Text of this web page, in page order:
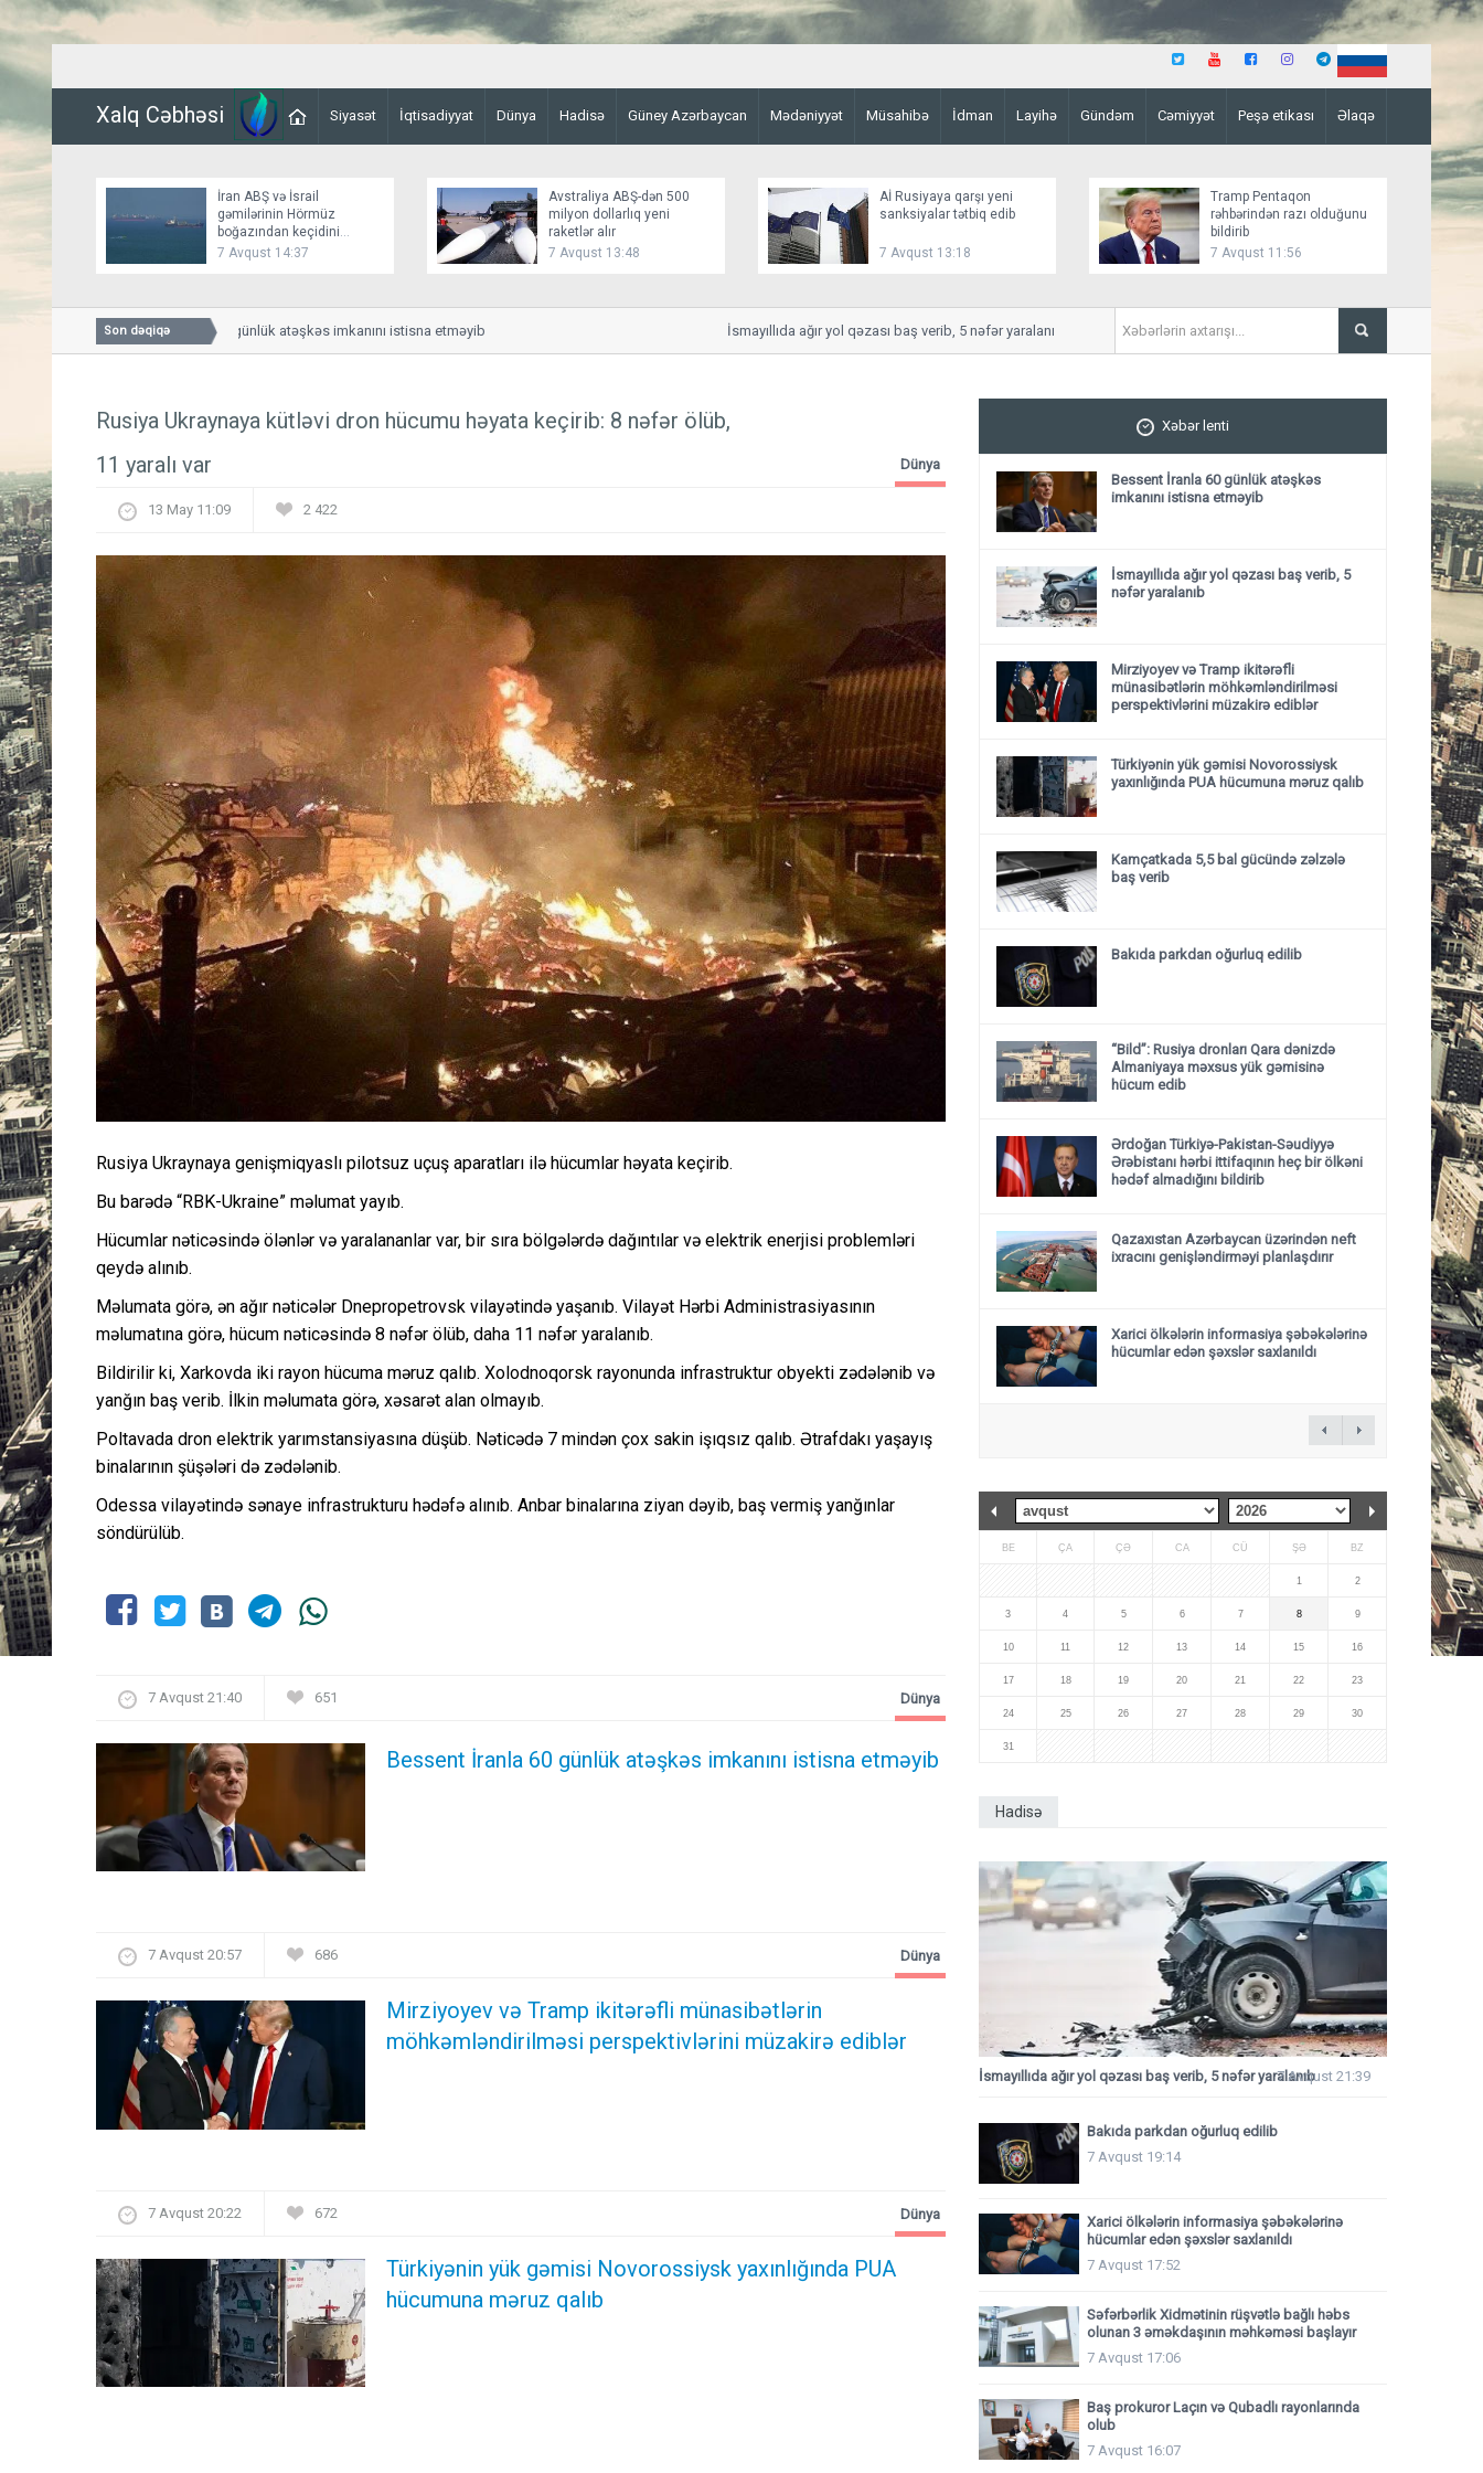
Xalq Cəbhəsi Siyasət İqtisadiyyat Dünya Hadisə Güney Azərbaycan Mədəniyyət Müsahibə İdman Layihə Gündəm Cəmiyyət Peşə etikası Əlaqə
İran ABŞ və İsrail
gəmilərinin Hörmüz
boğazından keçidini
bağlayır
7 Avqust 14:37
Avstraliya ABŞ-dən 500
milyon dollarlıq yeni
raketlər alır
7 Avqust 13:48
Aİ Rusiyaya qarşı yeni
sanksiyalar tətbiq edib
7 Avqust 13:18
Tramp Pentaqon
rəhbərindən razı olduğunu
bildirib
7 Avqust 11:56
Son dəqiqə
Bessent İranla 60 günlük atəşkəs imkanını istisna etməyib İsmayıllıda ağır yol qəzası baş verib, 5 nəfər yaralanıb
Mirziyoyev və Tramp
ediblər
Rusiya Ukraynaya kütləvi dron hücumu həyata keçirib: 8 nəfər ölüb,
11 yaralı var
Dünya
13 May 11:09 2 422
Rusiya Ukraynaya genişmiqyaslı pilotsuz uçuş aparatları ilə hücumlar həyata keçirib.
Bu barədə “RBK-Ukraine” məlumat yayıb.
Hücumlar nəticəsində ölənlər və yaralananlar var, bir sıra bölgələrdə dağıntılar və elektrik enerjisi problemləri
qeydə alınıb.
Məlumata görə, ən ağır nəticələr Dnepropetrovsk vilayətində yaşanıb. Vilayət Hərbi Administrasiyasının
məlumatına görə, hücum nəticəsində 8 nəfər ölüb, daha 11 nəfər yaralanıb.
Bildirilir ki, Xarkovda iki rayon hücuma məruz qalıb. Xolodnoqorsk rayonunda infrastruktur obyekti zədələnib və
yanğın baş verib. İlkin məlumata görə, xəsarət alan olmayıb.
Poltavada dron elektrik yarımstansiyasına düşüb. Nəticədə 7 mindən çox sakin işıqsız qalıb. Ətrafdakı yaşayış
binalarının şüşələri də zədələnib.
Odessa vilayətində sənaye infrastrukturu hədəfə alınıb. Anbar binalarına ziyan dəyib, baş vermiş yanğınlar
söndürülüb.
7 Avqust 21:40 651
Bessent İranla 60 günlük atəşkəs imkanını istisna etməyib
Dünya
7 Avqust 20:57 686
Mirziyoyev və Tramp ikitərəfli münasibətlərin
möhkəmləndirilməsi perspektivlərini müzakirə ediblər
Dünya
7 Avqust 20:22 672
Türkiyənin yük gəmisi Novorossiysk yaxınlığında PUA
hücumuna məruz qalıb
Dünya
Xəbər lenti
Bessent İranla 60 günlük atəşkəs
imkanını istisna etməyib
İsmayıllıda ağır yol qəzası baş verib, 5
nəfər yaralanıb
Mirziyoyev və Tramp ikitərəfli
münasibətlərin möhkəmləndirilməsi
perspektivlərini müzakirə ediblər
Türkiyənin yük gəmisi Novorossiysk
yaxınlığında PUA hücumuna məruz qalıb
Kamçatkada 5,5 bal gücündə zəlzələ
baş verib
Bakıda parkdan oğurluq edilib
“Bild”: Rusiya dronları Qara dənizdə
Almaniyaya məxsus yük gəmisinə
hücum edib
Ərdoğan Türkiyə-Pakistan-Səudiyyə
Ərəbistanı hərbi ittifaqının heç bir ölkəni
hədəf almadığını bildirib
Qazaxıstan Azərbaycan üzərindən neft
ixracını genişləndirməyi planlaşdırır
Xarici ölkələrin informasiya şəbəkələrinə
hücumlar edən şəxslər saxlanıldı
BE ÇA ÇƏ CA CÜ ŞƏ BZ
1 2
3 4 5 6 7 8 9
10 11 12 13 14 15 16
17 18 19 20 21 22 23
24 25 26 27 28 29 30
31
Hadisə
İsmayıllıda ağır yol qəzası baş verib, 5 nəfər yaralanıb7 Avqust 21:39
Bakıda parkdan oğurluq edilib
7 Avqust 19:14
Xarici ölkələrin informasiya şəbəkələrinə
hücumlar edən şəxslər saxlanıldı
7 Avqust 17:52
Səfərbərlik Xidmətinin rüşvətlə bağlı həbs
olunan 3 əməkdaşının məhkəməsi başlayır
7 Avqust 17:06
Baş prokuror Laçın və Qubadlı rayonlarında
olub
7 Avqust 16:07